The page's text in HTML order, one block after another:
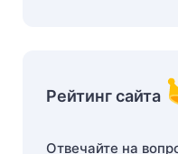
Рейтинг сайта
Отвечайте на